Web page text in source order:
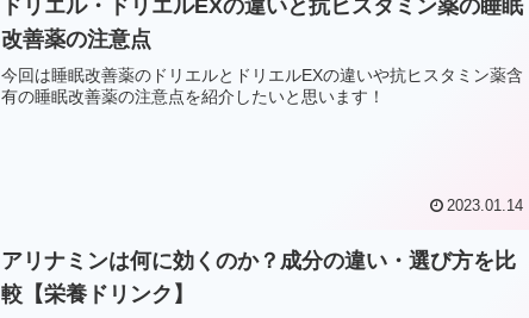
ドリエル・ドリエルEXの違いと抗ヒスタミン薬の睡眠
改善薬の注意点
今回は睡眠改善薬のドリエルとドリエルEXの違いや抗ヒスタミン薬含
有の睡眠改善薬の注意点を紹介したいと思います！
2023.01.14
アリナミンは何に効くのか？成分の違い・選び方を比
較【栄養ドリンク】